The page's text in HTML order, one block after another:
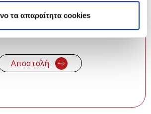
τα απαραίτητα cookies
τηνΠολιτική Απορρήτου